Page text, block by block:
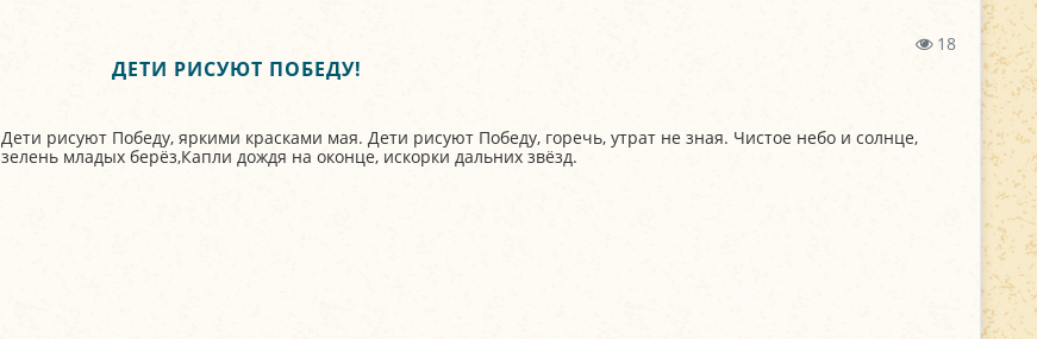
18
ДЕТИ РИСУЮТ ПОБЕДУ!
Дети рисуют Победу, яркими красками мая. Дети рисуют Победу, горечь, утрат не зная. Чистое небо и солнце,
зелень младых берёз,Капли дождя на оконце, искорки дальних звёзд.